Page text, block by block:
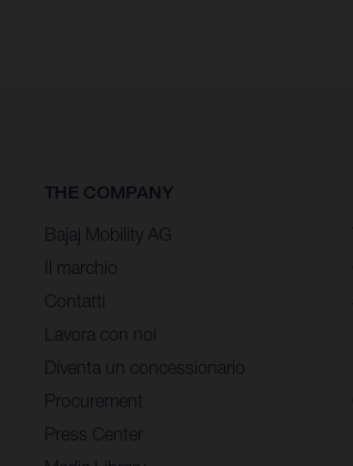
THE COMPANY
Bajaj Mobility AG
Il marchio
Contatti
Lavora con noi
Diventa un concessionario
Procurement
Press Center